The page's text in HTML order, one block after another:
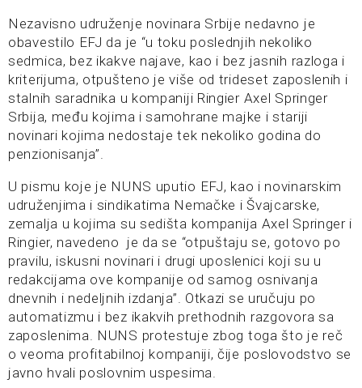
Nezavisno udruženje novinara Srbije nedavno je
obavestilo EFJ da je “u toku poslednjih nekoliko
sedmica, bez ikakve najave, kao i bez jasnih razloga i
kriterijuma, otpušteno je više od trideset zaposlenih i
stalnih saradnika u kompaniji Ringier Axel Springer
Srbija, među kojima i samohrane majke i stariji
novinari kojima nedostaje tek nekoliko godina do
penzionisanja”.
U pismu koje je NUNS uputio EFJ, kao i novinarskim
udruženjima i sindikatima Nemačke i Švajcarske,
zemalja u kojima su sedišta kompanija Axel Springer i
Ringier, navedeno je da se “otpuštaju se, gotovo po
pravilu, iskusni novinari i drugi uposlenici koji su u
redakcijama ove kompanije od samog osnivanja
dnevnih i nedeljnih izdanja”. Otkazi se uručuju po
automatizmu i bez ikakvih prethodnih razgovora sa
zaposlenima. NUNS protestuje zbog toga što je reč
o veoma profitabilnoj kompaniji, čije poslovodstvo se
javno hvali poslovnim uspesima.